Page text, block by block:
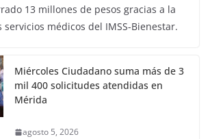
13 millones de pesos gracias a la
médicos del IMSS-Bienestar.
Miércoles Ciudadano suma más de 3
mil 400 solicitudes atendidas en
Mérida
agosto 5, 2026